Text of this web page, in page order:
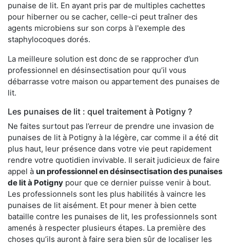
punaise de lit. En ayant pris par de multiples cachettes
pour hiberner ou se cacher, celle-ci peut traîner des
agents microbiens sur son corps à l'exemple des
staphylocoques dorés.
La meilleure solution est donc de se rapprocher d’un
professionnel en désinsectisation pour qu’il vous
débarrasse votre maison ou appartement des punaises de
lit.
Les punaises de lit : quel traitement à Potigny ?
Ne faites surtout pas l’erreur de prendre une invasion de
punaises de lit à Potigny à la légère, car comme il a été dit
plus haut, leur présence dans votre vie peut rapidement
rendre votre quotidien invivable. Il serait judicieux de faire
appel à un professionnel en désinsectisation des punaises
de lit à Potigny pour que ce dernier puisse venir à bout.
Les professionnels sont les plus habilités à vaincre les
punaises de lit aisément. Et pour mener à bien cette
bataille contre les punaises de lit, les professionnels sont
amenés à respecter plusieurs étapes. La première des
choses qu’ils auront à faire sera bien sûr de localiser les